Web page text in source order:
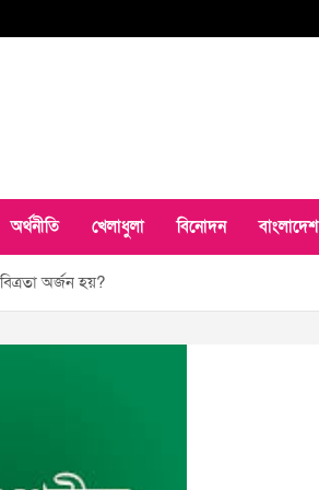
অর্থনীতি খেলাধুলা বিনোদন বাংলাদেশ
অর্জন হয়?